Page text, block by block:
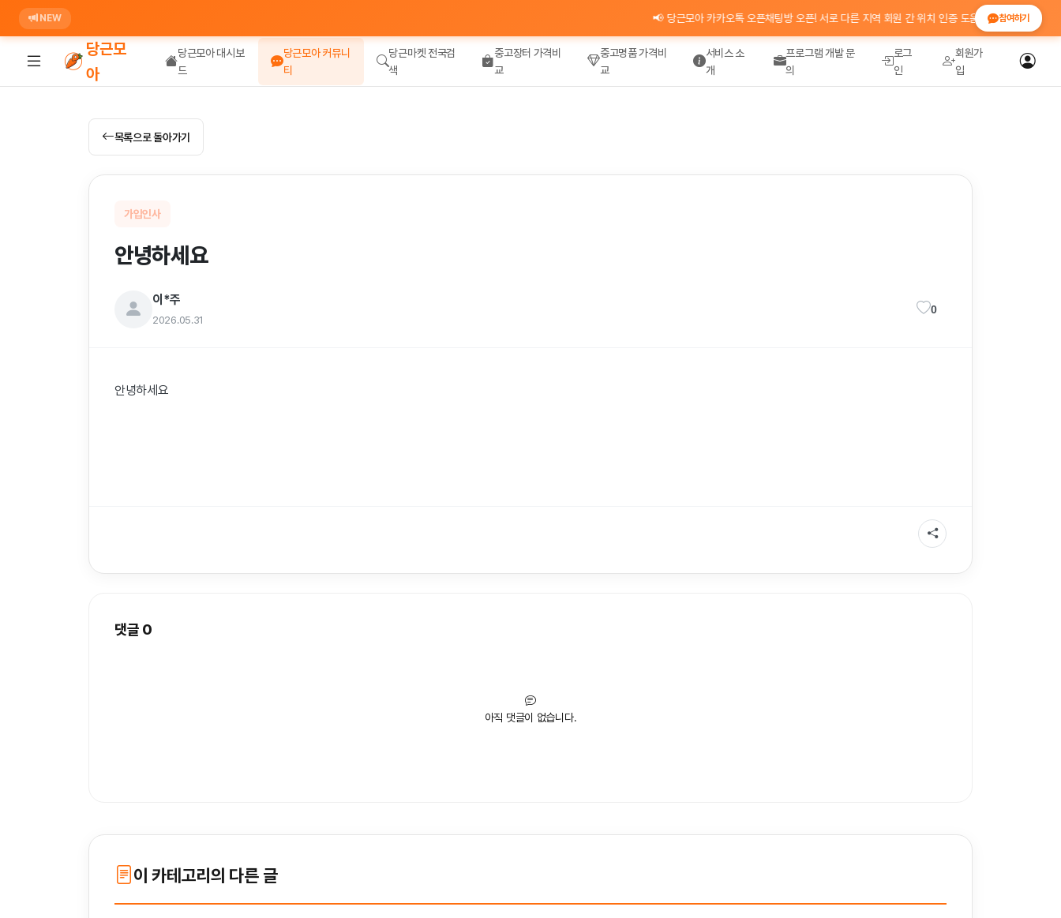
NEW 📢 당근모아 카카오톡 오픈채팅방 오픈! 서로 다른 지역 회원 간 위치 인증 도움 · 정보 공유 💬 참여코
참여하기
당근모
아
당근모아 대시보
드
당근모아 커뮤니
티
당근마켓 전국검
색
중고장터 가격비
교
중고명품 가격비
교
서비스 소
개
프로그램 개발 문
의
로그
인
회원가
입
목록으로 돌아가기
가입인사
안녕하세요
이*주
2026.05.31
0
안녕하세요
댓글 0
아직 댓글이 없습니다.
이 카테고리의 다른 글